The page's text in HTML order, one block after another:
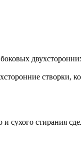
створки,
сухого стирания